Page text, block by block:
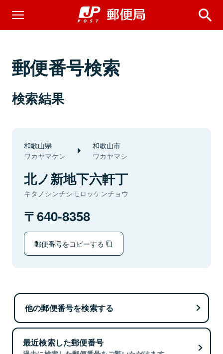
郵便番号検索
検索結果
和歌山県
ワカヤマケン
和歌山市
ワカヤマシ
北ノ新地下六軒丁
キタノシンチシモロッケンチョウ
640-8358
郵便番号をコピーする
他の郵便番号を検索する
最近検索した郵便番号